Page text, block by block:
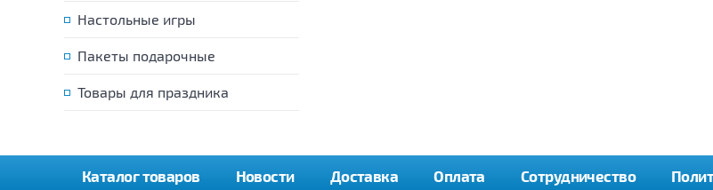
Настольные игры
Пакеты подарочные
Товары для праздника
Каталог товаров Новости Доставка Оплата Сотрудничество